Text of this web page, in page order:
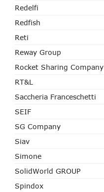
Redelfi
Redfish
Reti
Reway Group
Rocket Sharing Company
RT&L
Saccheria Franceschetti
SEIF
SG Company
Siav
Simone
SolidWorld GROUP
Spindox